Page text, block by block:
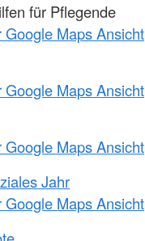
für Pflegende
Google Maps Ansicht
Google Maps Ansicht
Google Maps Ansicht
Jahr
Google Maps Ansicht